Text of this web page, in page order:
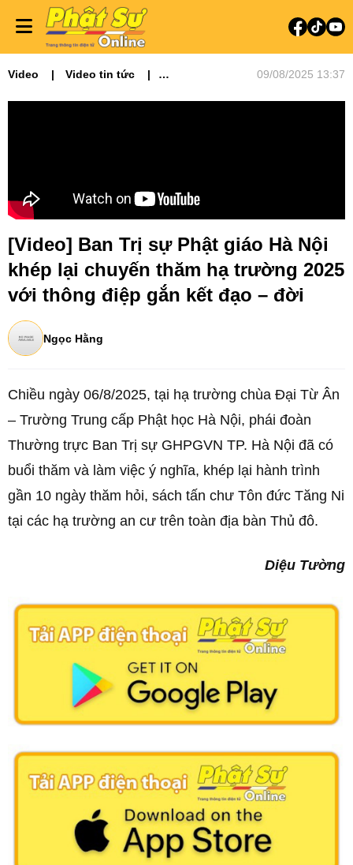
Video
Video tin tức
09/08/2025 13:37
[Video] Ban Trị sự Phật giáo Hà Nội
khép lại chuyến thăm hạ trường 2025
với thông điệp gắn kết đạo – đời
Ngọc Hằng
Chiều ngày 06/8/2025, tại hạ trường chùa Đại Từ Ân
– Trường Trung cấp Phật học Hà Nội, phái đoàn
Thường trực Ban Trị sự GHPGVN TP. Hà Nội đã có
buổi thăm và làm việc ý nghĩa, khép lại hành trình
gần 10 ngày thăm hỏi, sách tấn chư Tôn đức Tăng Ni
tại các hạ trường an cư trên toàn địa bàn Thủ đô.
Diệu Tường